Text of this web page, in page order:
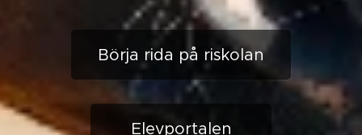
Börja rida på riskolan
Elevportalen